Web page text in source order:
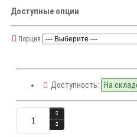
Доступные опции
Порция
Доступность: На